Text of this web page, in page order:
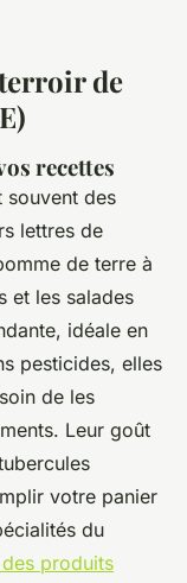
de
recettes
souvent des
lettres de
de terre à
et les salades
idéale en
pesticides, elles
de les
Leur goût
votre panier
du
produits